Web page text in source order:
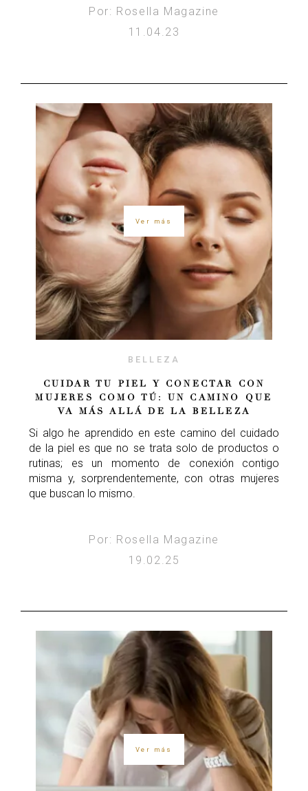
Por: Rosella Magazine
11.04.23
Ver más
BELLEZA
CUIDAR TU PIEL Y CONECTAR CON
MUJERES COMO TÚ: UN CAMINO QUE
VA MÁS ALLÁ DE LA BELLEZA
Si algo he aprendido en este camino del cuidado
de la piel es que no se trata solo de productos o
rutinas; es un momento de conexión contigo
misma y, sorprendentemente, con otras mujeres
que buscan lo mismo.
Por: Rosella Magazine
19.02.25
Ver más